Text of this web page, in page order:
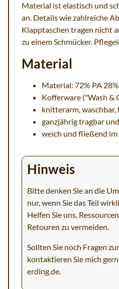
Material ist elastisch und
an. Details wie zahlreiche
Klapptaschen tragen nicht
zu einem Schmücker.
Material
Material: 72% PA
Kofferware ("Wash &
knitterarm, waschbar,
ganzjährig tragbar
weich und fließend
Hinweis
Bitte denken Sie an die
nur, wenn Sie das Teil
Helfen Sie uns,
Retouren zu vermeiden.
Sollten Sie noch Fragen
kontaktieren Sie mich
erding.de.